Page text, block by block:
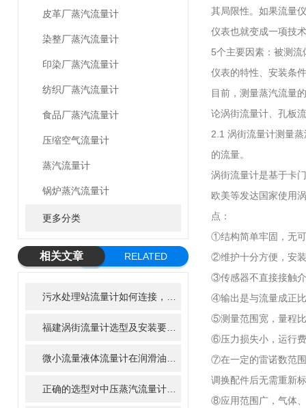
皮革厂蒸汽流量计
染整厂蒸汽流量计
印染厂蒸汽流量计
纺织厂蒸汽流量计
食品厂蒸汽流量计
压缩空气流量计
蒸汽流量计
锅炉蒸汽流量计
更多分类
相关文章
RELATED
其局限性。如果流量
仪表也就变成一项技
5个主要因素：被测
仪表的特性、安装条
目前，测量蒸汽流量
论涡街流量计、孔板
2.1 涡街流量计测量
的流量。
涡街流量计是基于卡
欧美等发达国家使用
点：
①结构简单牢固，无
②维护十分方便，安
③传感器不直接接触
④输出是与流量成正
⑤测量范围宽，量程
⑥压力损失小，运行
⑦在一定的雷诺数范
调换配件后无需重新
⑧应用范围广，气体